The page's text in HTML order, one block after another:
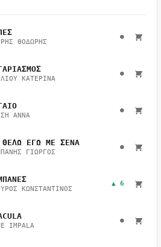
ΘΟΔΩΡΗΣ
●
ΚΑΤΕΡΙΝΑ
●
ΑΝΝΑ
●
ΕΓΩ ΜΕ ΣΕΝΑ
ΓΙΩΡΓΟΣ
●
ΚΩΝΣΤΑΝΤΙΝΟΣ
▲ 6
IMPALA
●